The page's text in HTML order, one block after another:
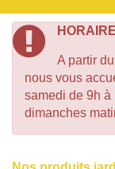
A partir
nous vous
samedi de 9h à
dimanches